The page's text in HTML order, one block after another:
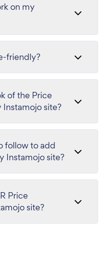
on my
friendly?
of the Price
site?
follow to add
Instamojo site?
Price
site?